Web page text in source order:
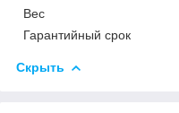
Вес
Гарантийный срок
Скрыть